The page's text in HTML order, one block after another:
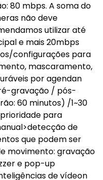
80 mbps. A soma do
não deve
utilizar até
e mais 20mbps
configurações para
mascaramento,
por agendan
gravação / pós-
60 minutos) /1~30
para
de
que podem ser
movimento: gravação
e pop-up
de vídeon